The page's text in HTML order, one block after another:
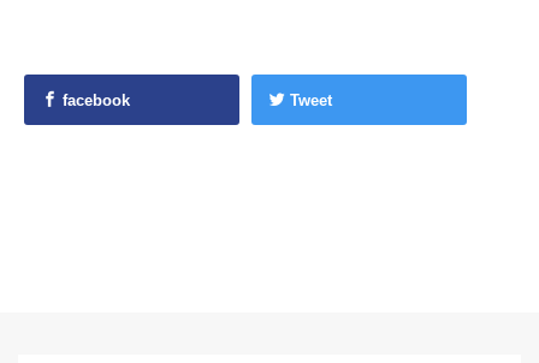
facebook Tweet